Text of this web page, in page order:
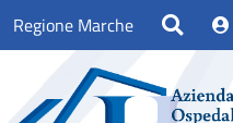
Regione Marche